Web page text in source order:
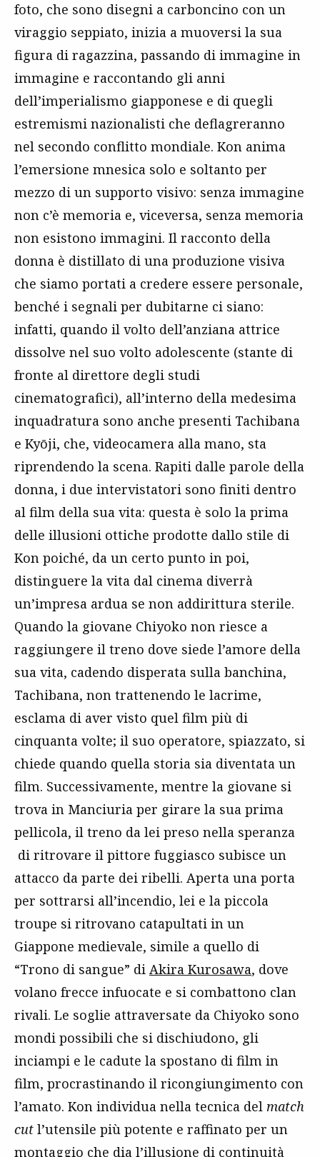
foto, che sono disegni a carboncino con un
viraggio seppiato, inizia a muoversi la sua
figura di ragazzina, passando di immagine in
immagine e raccontando gli anni
dell’imperialismo giapponese e di quegli
estremismi nazionalisti che deflagreranno
nel secondo conflitto mondiale. Kon anima
l’emersione mnesica solo e soltanto per
mezzo di un supporto visivo: senza immagine
non c’è memoria e, viceversa, senza memoria
non esistono immagini. Il racconto della
donna è distillato di una produzione visiva
che siamo portati a credere essere personale,
benché i segnali per dubitarne ci siano:
infatti, quando il volto dell’anziana attrice
dissolve nel suo volto adolescente (stante di
fronte al direttore degli studi
cinematografici), all’interno della medesima
inquadratura sono anche presenti Tachibana
e Kyōji, che, videocamera alla mano, sta
riprendendo la scena. Rapiti dalle parole della
donna, i due intervistatori sono finiti dentro
al film della sua vita: questa è solo la prima
delle illusioni ottiche prodotte dallo stile di
Kon poiché, da un certo punto in poi,
distinguere la vita dal cinema diverrà
un’impresa ardua se non addirittura sterile.
Quando la giovane Chiyoko non riesce a
raggiungere il treno dove siede l’amore della
sua vita, cadendo disperata sulla banchina,
Tachibana, non trattenendo le lacrime,
esclama di aver visto quel film più di
cinquanta volte; il suo operatore, spiazzato, si
chiede quando quella storia sia diventata un
film. Successivamente, mentre la giovane si
trova in Manciuria per girare la sua prima
pellicola, il treno da lei preso nella speranza
di ritrovare il pittore fuggiasco subisce un
attacco da parte dei ribelli. Aperta una porta
per sottrarsi all’incendio, lei e la piccola
troupe si ritrovano catapultati in un
Giappone medievale, simile a quello di
“Trono di sangue” di Akira Kurosawa, dove
volano frecce infuocate e si combattono clan
rivali. Le soglie attraversate da Chiyoko sono
mondi possibili che si dischiudono, gli
inciampi e le cadute la spostano di film in
film, procrastinando il ricongiungimento con
l’amato. Kon individua nella tecnica del match
cut l’utensile più potente e raffinato per un
montaggio che dia l’illusione di continuità